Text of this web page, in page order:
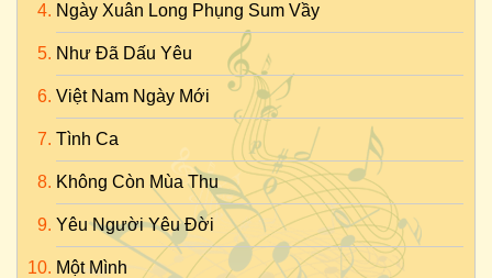
Ngày Xuân Long Phụng Sum Vầy
Như Đã Dấu Yêu
Việt Nam Ngày Mới
Tình Ca
Không Còn Mùa Thu
Yêu Người Yêu Đời
Một Mình